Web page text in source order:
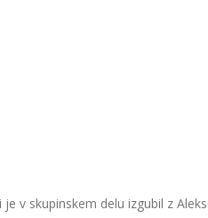
je v skupinskem delu izgubil z